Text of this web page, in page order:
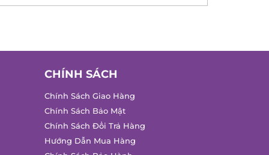
CHÍNH SÁCH
Chính Sách Giao Hàng
Chính Sách Bảo Mật
Chính Sách Đổi Trả Hàng
Hướng Dẫn Mua Hàng